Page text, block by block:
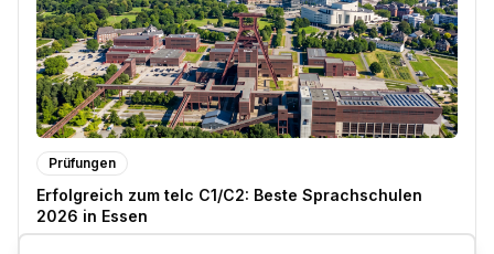
Prüfungen
Erfolgreich zum telc C1/C2: Beste Sprachschulen
2026 in Essen